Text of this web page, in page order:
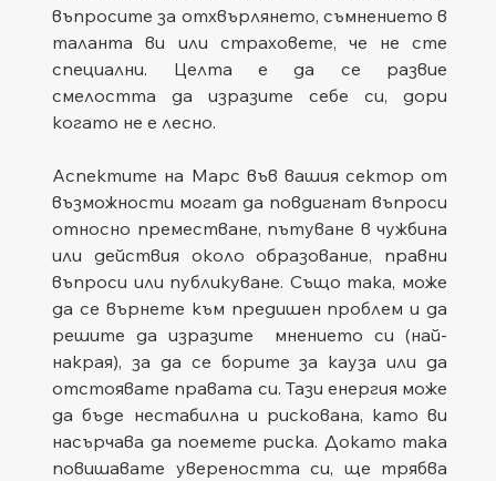
въпросите за отхвърлянето, съмнението в
таланта ви или страховете, че не сте
специални. Целта е да се развие
смелостта да изразите себе си, дори
когато не е лесно.
Аспектите на Марс във вашия сектор от
възможности могат да повдигнат въпроси
относно преместване, пътуване в чужбина
или действия около образование, правни
въпроси или публикуване. Също така, може
да се върнете към предишен проблем и да
решите да изразите  мнението си (най-
накрая), за да се борите за кауза или да
отстоявате правата си. Тази енергия може
да бъде нестабилна и рискована, като ви
насърчава да поемете риска. Докато така
повишавате увереността си, ще трябва